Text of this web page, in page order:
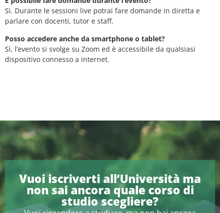
Sì. Durante le sessioni live potrai fare domande in diretta e
parlare con docenti, tutor e staff.
Posso accedere anche da smartphone o tablet?
Sì, l’evento si svolge su Zoom ed è accessibile da qualsiasi
dispositivo connesso a internet.
Vuoi iscriverti all’Università ma
non sai ancora quale corso di
studio scegliere?